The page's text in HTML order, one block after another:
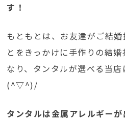
す！
もともとは、お友達がご結
とをきっかけに手作りの結
なり、タンタルが選べる当
(^▽^)/
タンタルは金属アレルギー